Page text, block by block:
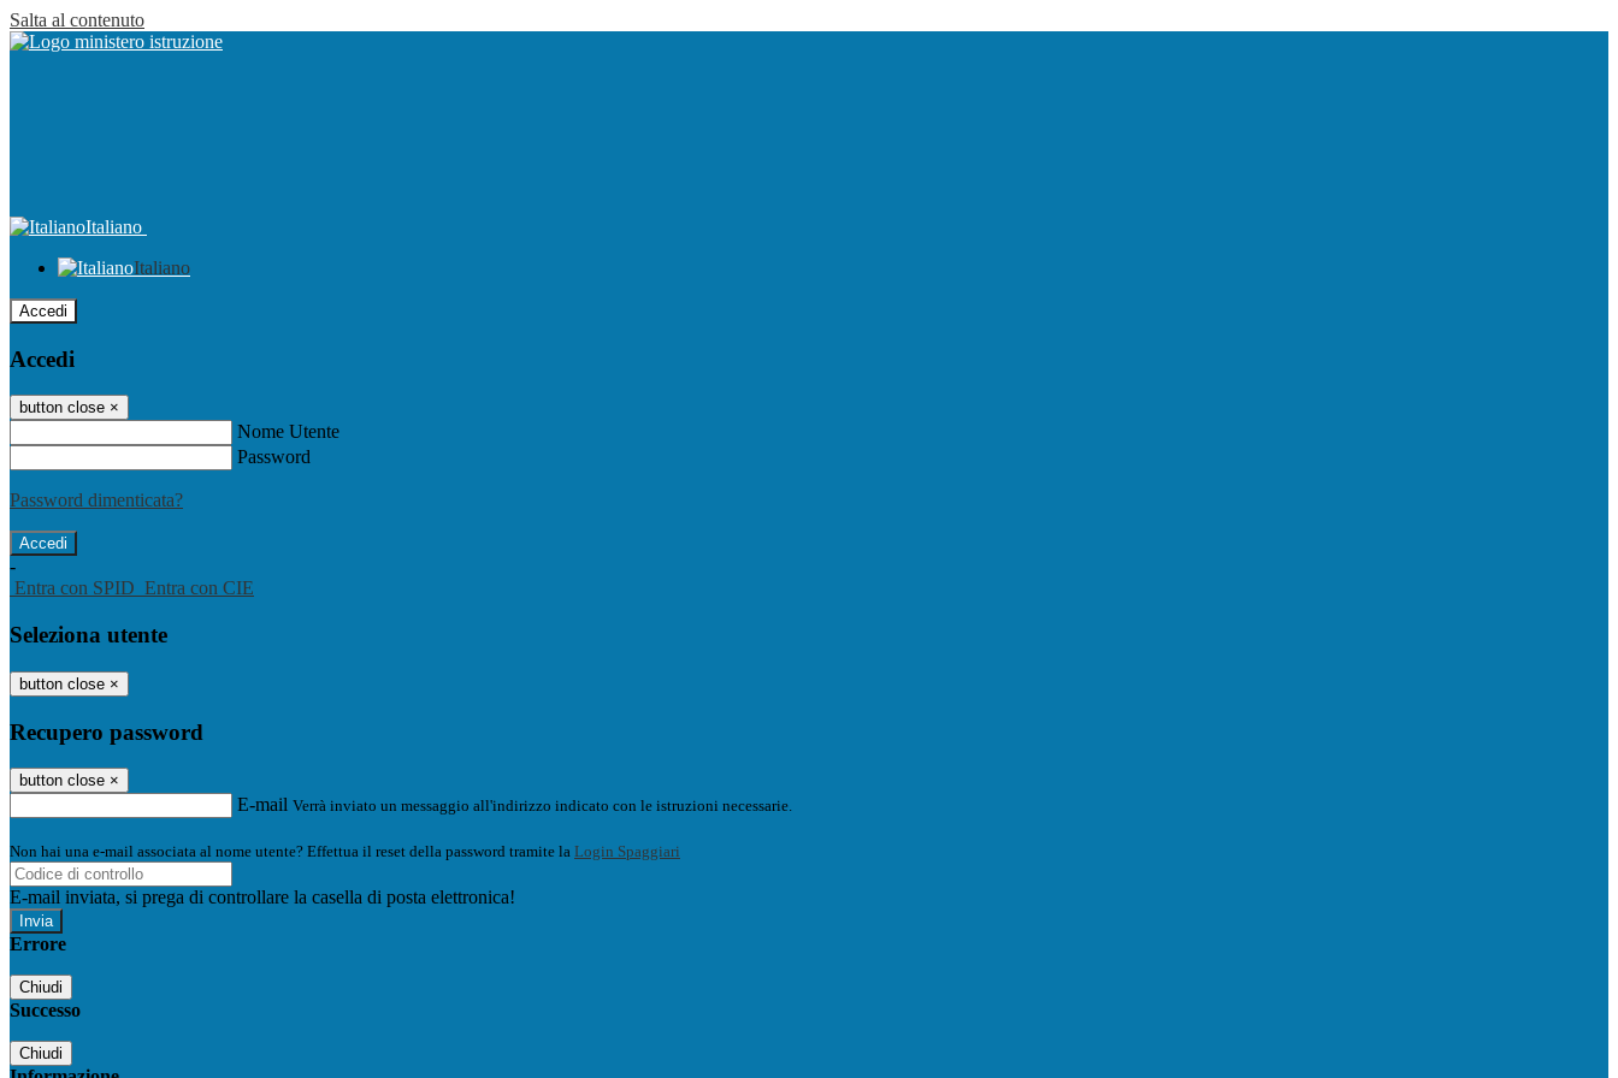
Salta al contenuto
Italiano
Italiano
Accedi
Accedi
button close ×
Nome Utente
Password
Password dimenticata?
-
Entra con SPID Entra con CIE
Seleziona utente
button close ×
Recupero password
button close ×
E-mail Verrà inviato un messaggio all'indirizzo indicato con le istruzioni necessarie.
Non hai una e-mail associata al nome utente? Effettua il reset della password tramite la Login Spaggiari
E-mail inviata, si prega di controllare la casella di posta elettronica!
Errore
Chiudi
Successo
Chiudi